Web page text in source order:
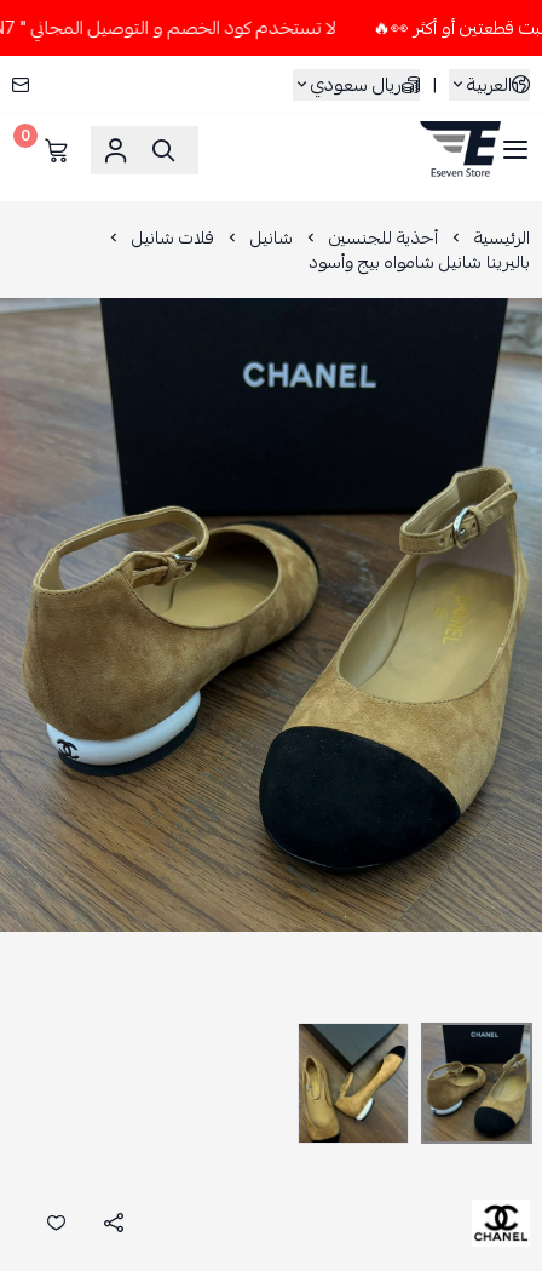
لا تستخدم كود الخصم و التوصيل المجاني " N7 " إلا إذا طلبت قطعتين أو أكثر 👀🔥
العربية
| ريال سعودي
ESEVEN STORE
0
الرئيسية أحذية للجنسين شانيل فلات شانيل
باليرينا شانيل شامواه بيج وأسود